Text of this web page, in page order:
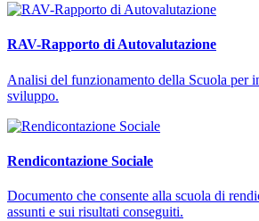
RAV-Rapporto di Autovalutazione
Analisi del funzionamento della Scuola per
sviluppo.
Rendicontazione Sociale
Documento che consente alla scuola di
assunti e sui risultati conseguiti.